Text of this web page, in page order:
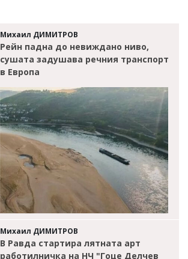
Михаил ДИМИТРОВ
Рейн падна до невиждано ниво,
сушата задушава речния транспорт
в Европа
Михаил ДИМИТРОВ
В Равда стартира лятната арт
работилничка на НЧ "Гоце Делчев